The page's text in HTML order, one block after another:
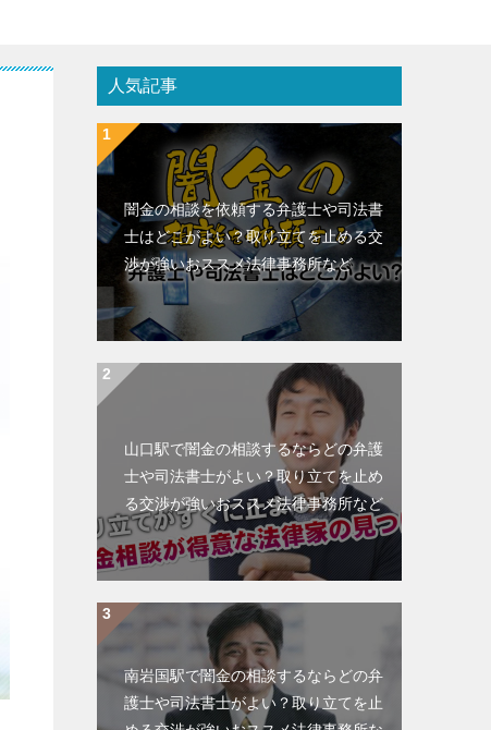
人気記事
闇金の相談を依頼する弁護士や司法書
士はどこがよい？取り立てを止める交
渉が強いおススメ法律事務所など
山口駅で闇金の相談するならどの弁護
士や司法書士がよい？取り立てを止め
る交渉が強いおススメ法律事務所など
南岩国駅で闇金の相談するならどの弁
護士や司法書士がよい？取り立てを止